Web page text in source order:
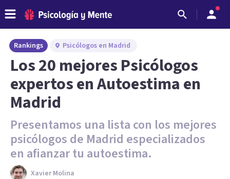
Rankings Psicólogos en Madrid
Los 20 mejores Psicólogos
expertos en Autoestima en
Madrid
Presentamos una lista con los mejores
psicólogos de Madrid especializados
en afianzar tu autoestima.
Xavier Molina